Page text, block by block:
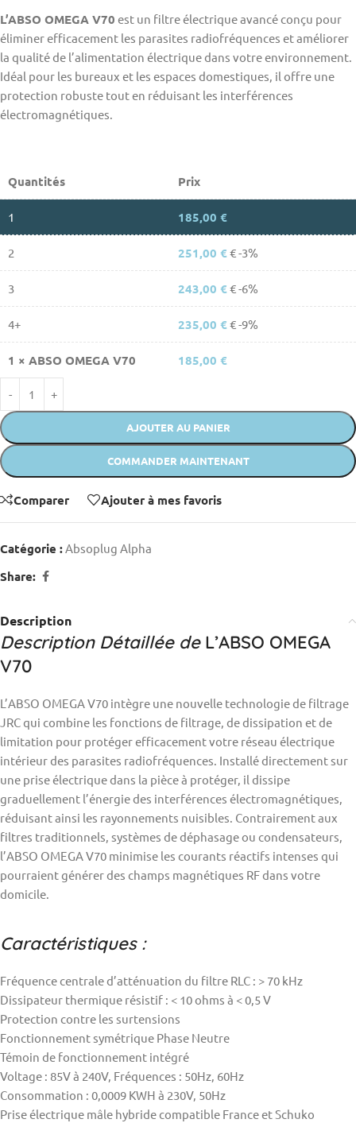
L’ABSO OMEGA V70 est un filtre électrique avancé conçu pour
éliminer efficacement les parasites radiofréquences et améliorer
la qualité de l’alimentation électrique dans votre environnement.
Idéal pour les bureaux et les espaces domestiques, il offre une
protection robuste tout en réduisant les interférences
électromagnétiques.
Quantités Prix
1 185,00 €
2 251,00 €€ -3%
3 243,00 €€ -6%
4+ 235,00 €€ -9%
1 × ABSO OMEGA V70 185,00 €
AJOUTER AU PANIER
COMMANDER MAINTENANT
Comparer Ajouter à mes favoris
Catégorie :Absoplug Alpha
Share:
Description
Description Détaillée de L’ABSO OMEGA
V70
L’ABSO OMEGA V70 intègre une nouvelle technologie de filtrage
JRC qui combine les fonctions de filtrage, de dissipation et de
limitation pour protéger efficacement votre réseau électrique
intérieur des parasites radiofréquences. Installé directement sur
une prise électrique dans la pièce à protéger, il dissipe
graduellement l’énergie des interférences électromagnétiques,
réduisant ainsi les rayonnements nuisibles. Contrairement aux
filtres traditionnels, systèmes de déphasage ou condensateurs,
l’ABSO OMEGA V70 minimise les courants réactifs intenses qui
pourraient générer des champs magnétiques RF dans votre
domicile.
Caractéristiques :
Fréquence centrale d’atténuation du filtre RLC : > 70 kHz
Dissipateur thermique résistif : < 10 ohms à < 0,5 V
Protection contre les surtensions
Fonctionnement symétrique Phase Neutre
Témoin de fonctionnement intégré
Voltage : 85V à 240V, Fréquences : 50Hz, 60Hz
Consommation : 0,0009 KWH à 230V, 50Hz
Prise électrique mâle hybride compatible France et Schuko